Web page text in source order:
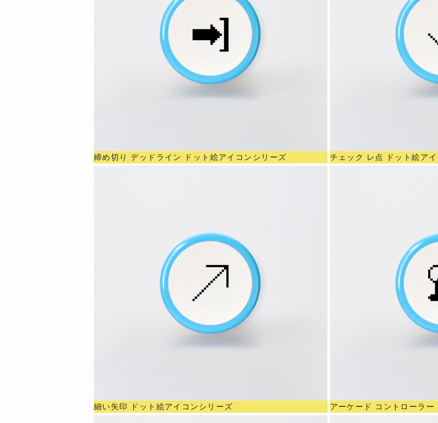
締め切り デッドライン ドット絵アイコンシリーズ チェック レ点 ドット絵ア
細い矢印 ドット絵アイコンシリーズ アーケード コントローラ